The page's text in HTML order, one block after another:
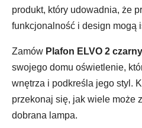
produkt, który udowadnia, że
funkcjonalność i design mogą
Zamów Plafon ELVO 2 czarny
swojego domu oświetlenie,
wnętrza i podkreśla jego styl.
przekonaj się, jak wiele może
dobrana lampa.